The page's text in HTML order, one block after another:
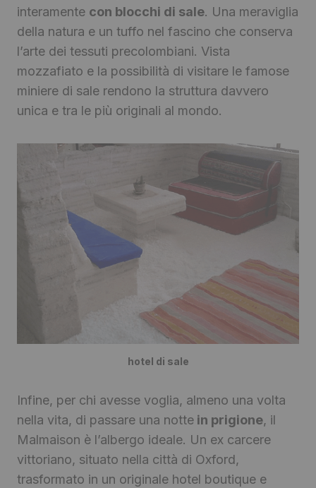
interamente con blocchi di sale. Una meraviglia
della natura e un tuffo nel fascino che conserva
l’arte dei tessuti precolombiani. Vista
mozzafiato e la possibilità di visitare le famose
miniere di sale rendono la struttura davvero
unica e tra le più originali al mondo.
hotel di sale
Infine, per chi avesse voglia, almeno una volta
nella vita, di passare una notte in prigione, il
Malmaison è l’albergo ideale. Un ex carcere
vittoriano, situato nella città di Oxford,
trasformato in un originale hotel boutique e